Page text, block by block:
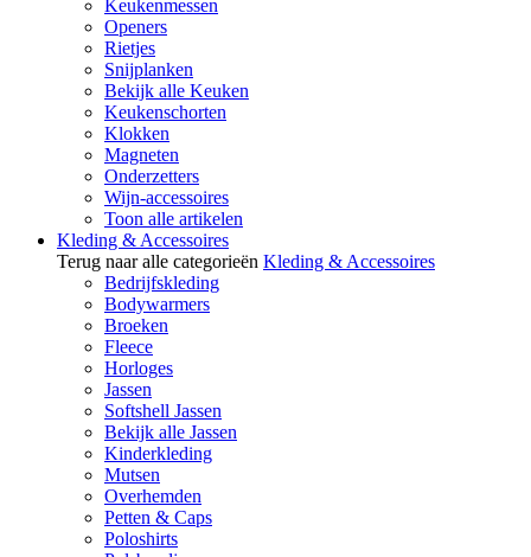
Keukenmessen
Openers
Rietjes
Snijplanken
Bekijk alle Keuken
Keukenschorten
Klokken
Magneten
Onderzetters
Wijn-accessoires
Toon alle artikelen
Kleding & Accessoires
Terug naar alle categorieën Kleding & Accessoires
Bedrijfskleding
Bodywarmers
Broeken
Fleece
Horloges
Jassen
Softshell Jassen
Bekijk alle Jassen
Kinderkleding
Mutsen
Overhemden
Petten & Caps
Poloshirts